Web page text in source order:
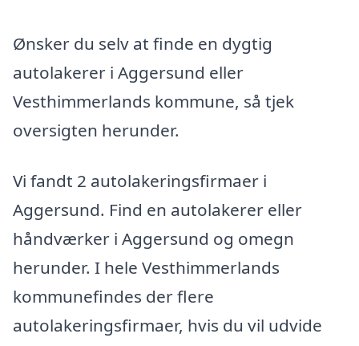
Ønsker du selv at finde en dygtig
autolakerer i Aggersund eller
Vesthimmerlands kommune, så tjek
oversigten herunder.
Vi fandt 2 autolakeringsfirmaer i
Aggersund. Find en autolakerer eller
håndværker i Aggersund og omegn
herunder. I hele Vesthimmerlands
kommunefindes der flere
autolakeringsfirmaer, hvis du vil udvide